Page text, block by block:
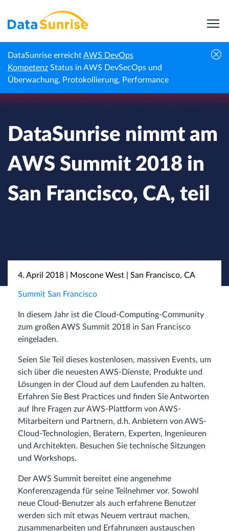
DataSunrise erreichtAWS DevOps
Kompetenz Status in AWS DevSecOps und
Überwachung, Protokollierung, Performance
Startseite Veranstaltungen
DataSunrise nimmt am AWS Summit 2018
in San Francisco, CA, teil
DataSunrise nimmt am
AWS Summit 2018 in
San Francisco, CA, teil
4. April 2018 | Moscone West | San Francisco, CA
Summit San Francisco
In diesem Jahr ist die Cloud-Computing-Community
zum großen AWS Summit 2018 in San Francisco
eingeladen.
Seien Sie Teil dieses kostenlosen, massiven Events, um
sich über die neuesten AWS-Dienste, Produkte und
Lösungen in der Cloud auf dem Laufenden zu halten.
Erfahren Sie Best Practices und finden Sie Antworten
auf Ihre Fragen zur AWS-Plattform von AWS-
Mitarbeitern und Partnern, d.h. Anbietern von AWS-
Cloud-Technologien, Beratern, Experten, Ingenieuren
und Architekten. Besuchen Sie technische Sitzungen
und Workshops.
Der AWS Summit bereitet eine angenehme
Konferenzagenda für seine Teilnehmer vor. Sowohl
neue Cloud-Benutzer als auch erfahrene Benutzer
werden sich mit etwas Neuem vertraut machen,
zusammenarbeiten und Erfahrungen austauschen